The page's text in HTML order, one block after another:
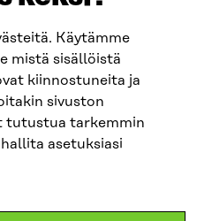
Käytämme
mistä sisällöistä
kiinnostuneita ja
sivuston
tutustua tarkemmin
asetuksiasi